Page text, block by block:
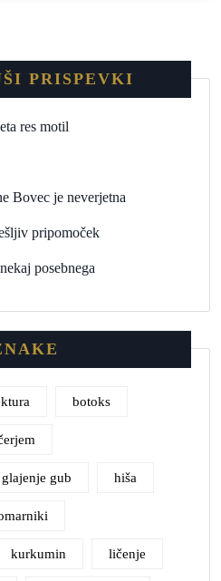
PRISPEVKI
res motil
Bovec je neverjetna
pripomoček
posebnega
botoks
glajenje gub hiša
kurkumin ličenje